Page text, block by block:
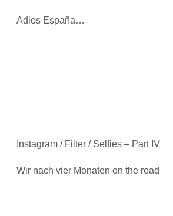
Adios España…
Instagram / Filter / Selfies – Part IV
Wir nach vier Monaten on the road